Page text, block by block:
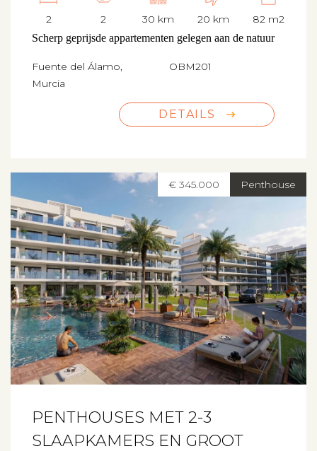
2 2 30 km 20 km 82 m2
Scherp geprijsde appartementen gelegen aan de natuur
Fuente del Álamo,
Murcia
OBM201
DETAILS
Penthouse
€ 345.000
PENTHOUSES MET 2-3
SLAAPKAMERS EN GROOT